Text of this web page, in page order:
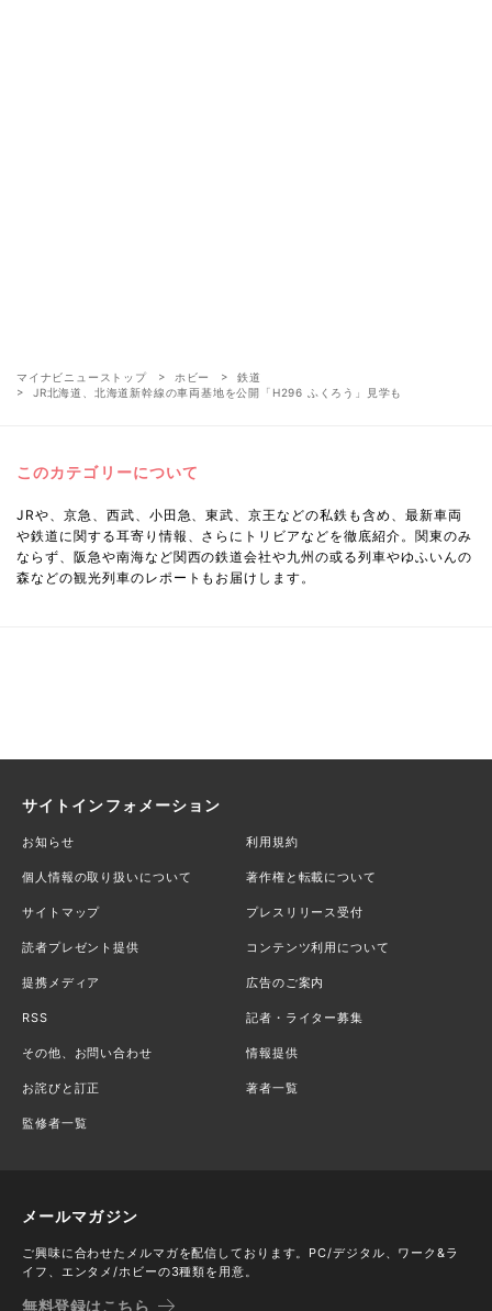
マイナビニューストップ ホビー
鉄道
JR北海道、北海道新幹線の車両基地を公開「H296 ふくろう」見学も
このカテゴリーについて
JRや、京急、西武、小田急、東武、京王などの私鉄も含め、最新車両
や鉄道に関する耳寄り情報、さらにトリビアなどを徹底紹介。関東のみ
ならず、阪急や南海など関西の鉄道会社や九州の或る列車やゆふいんの
森などの観光列車のレポートもお届けします。
サイトインフォメーション
お知らせ 利用規約
個人情報の取り扱いについて 著作権と転載について
サイトマップ プレスリリース受付
読者プレゼント提供 コンテンツ利用について
提携メディア 広告のご案内
RSS 記者・ライター募集
その他、お問い合わせ 情報提供
お詫びと訂正 著者一覧
監修者一覧
メールマガジン
ご興味に合わせたメルマガを配信しております。PC/デジタル、ワーク&ラ
イフ、エンタメ/ホビーの3種類を用意。
無料登録はこちら